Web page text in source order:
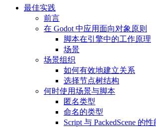
最佳实践
前言
在 Godot 中应用面向对象原则
脚本在引擎中的工作原理
场景
场景组织
如何有效地建立关系
选择节点树结构
何时使用场景与脚本
匿名类型
命名的类型
Script 与 PackedScene 的性